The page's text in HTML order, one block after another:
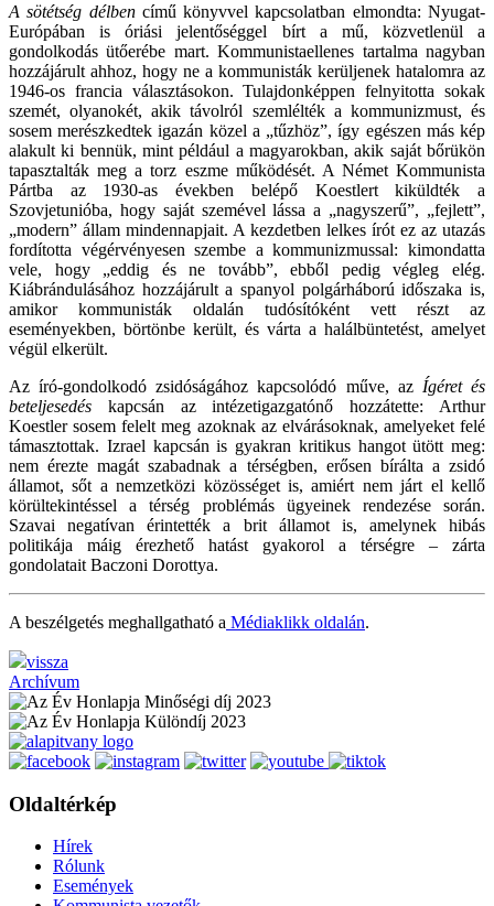
A sötétség délbencímű könyvvel kapcsolatban elmondta: Nyugat-
Európában is óriási jelentőséggel bírt a mű, közvetlenül a
gondolkodás ütőerébe mart. Kommunistaellenes tartalma nagyban
hozzájárult ahhoz, hogy ne a kommunisták kerüljenek hatalomra az
1946-os francia választásokon. Tulajdonképpen felnyitotta sokak
szemét, olyanokét, akik távolról szemlélték a kommunizmust, és
sosem merészkedtek igazán közel a „tűzhöz”, így egészen más kép
alakult ki bennük, mint például a magyarokban, akik saját bőrükön
tapasztalták meg a torz eszme működését. A Német Kommunista
Pártba az 1930-as években belépő Koestlert kiküldték a
Szovjetunióba, hogy saját szemével lássa a „nagyszerű”, „fejlett”,
„modern” állam mindennapjait. A kezdetben lelkes írót ez az utazás
fordította végérvényesen szembe a kommunizmussal: kimondatta
vele, hogy „eddig és ne tovább”, ebből pedig végleg elég.
Kiábrándulásához hozzájárult a spanyol polgárháború időszaka is,
amikor kommunisták oldalán tudósítóként vett részt az
eseményekben, börtönbe került, és várta a halálbüntetést, amelyet
végül elkerült.
Az író-gondolkodó zsidóságához kapcsolódó műve, az Ígéret és
beteljesedés kapcsán az intézetigazgatónő hozzátette: Arthur
Koestler sosem felelt meg azoknak az elvárásoknak, amelyeket felé
támasztottak. Izrael kapcsán is gyakran kritikus hangot ütött meg:
nem érezte magát szabadnak a térségben, erősen bírálta a zsidó
államot, sőt a nemzetközi közösséget is, amiért nem járt el kellő
körültekintéssel a térség problémás ügyeinek rendezése során.
Szavai negatívan érintették a brit államot is, amelynek hibás
politikája máig érezhető hatást gyakorol a térségre – zárta
gondolatait Baczoni Dorottya.
A beszélgetés meghallgatható a Médiaklikk oldalán.
vissza
Archívum
Oldaltérkép
Hírek
Rólunk
Események